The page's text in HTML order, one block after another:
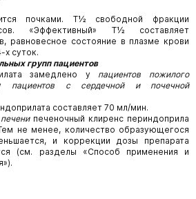
почками. Т½ свободной фракции
«Эффективный» Т½ составляет
равновесное состояние в плазме крови
х суток.
групп пациентов
замедлено у пациентов пожилого
пациентов с сердечной и почечной
составляет 70 мл/мин.
печеночный клиренс периндоприла
не менее, количество образующегося
и коррекции дозы препарата
(см. разделы «Способ применения и